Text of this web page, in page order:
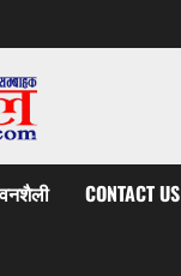
CONTACT US